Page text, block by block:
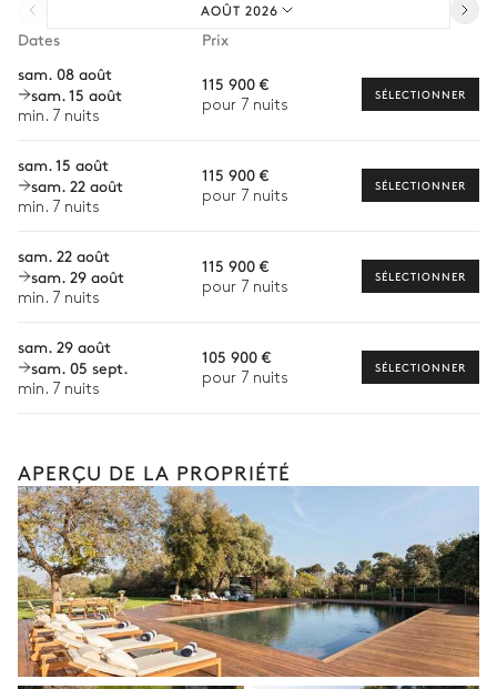
Sauna
Terrain de tennis
Terrain de football multisport
Personnel de maison supplémentaire
Babysitter
Location de bateau
Sports nautiques
Visites guidées et excursions
Visites gastronomiques
La liste des services et expériences proposés n'est
pas exhaustive et peut varier selon la saison, la
destination ou la disponibilité. Au sein de notre
AOÛT 2026
Dates
Prix
sam. 08 août
sam. 15 août
min. 7 nuits
115 900 €
pour 7 nuits
SÉLECTIONNER
sam. 15 août
sam. 22 août
min. 7 nuits
115 900 €
pour 7 nuits
SÉLECTIONNER
sam. 22 août
sam. 29 août
min. 7 nuits
115 900 €
pour 7 nuits
SÉLECTIONNER
sam. 29 août
sam. 05 sept.
min. 7 nuits
105 900 €
pour 7 nuits
SÉLECTIONNER
APERÇU DE LA PROPRIÉTÉ